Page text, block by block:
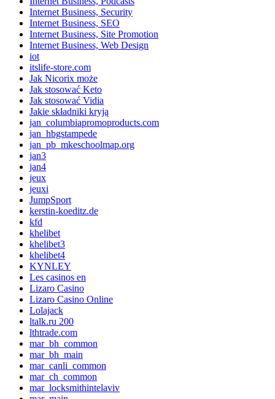
Internet Business, Security
Internet Business, SEO
Internet Business, Site Promotion
Internet Business, Web Design
iot
itslife-store.com
Jak Nicorix może
Jak stosować Keto
Jak stosować Vidia
Jakie składniki kryją
jan_columbiapromoproducts.com
jan_hbgstampede
jan_pb_mkeschoolmap.org
jan3
jan4
jeux
jeuxi
JumpSport
kerstin-koeditz.de
kfd
khelibet
khelibet3
khelibet4
KYNLEY
Les casinos en
Lizaro Casino
Lizaro Casino Online
Lolajack
ltalk.ru 200
lthtrade.com
mar_bh_common
mar_bh_main
mar_canli_common
mar_ch_common
mar_locksmithintelaviv